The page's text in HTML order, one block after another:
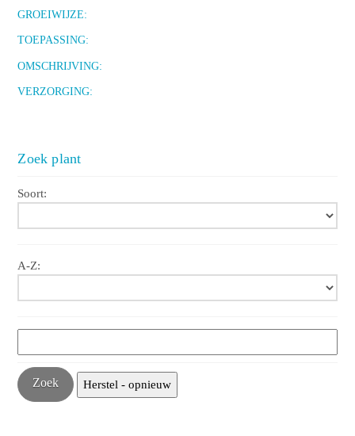
GROEIWIJZE:
TOEPASSING:
OMSCHRIJVING:
VERZORGING:
Zoek plant
Soort:
A-Z: